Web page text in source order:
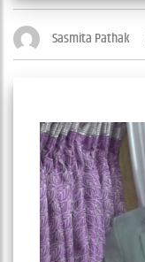
Sasmita Pathak